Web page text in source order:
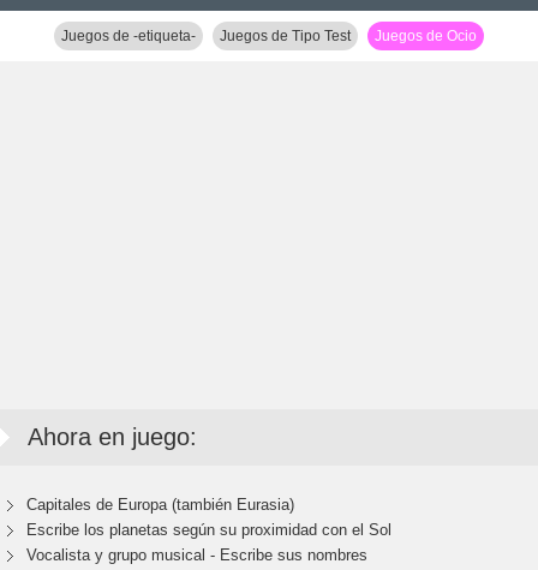
Juegos de -etiqueta- Juegos de Tipo Test Juegos de Ocio
Ahora en juego:
Capitales de Europa (también Eurasia)
Escribe los planetas según su proximidad con el Sol
Vocalista y grupo musical - Escribe sus nombres